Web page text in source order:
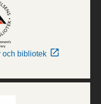
och bibliotek